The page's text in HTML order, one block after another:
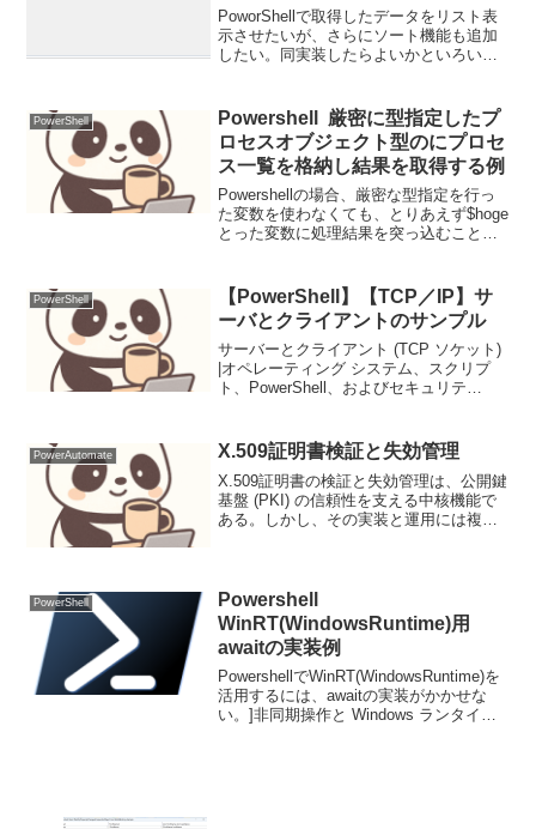
PoworShellで取得したデータをリスト表
示させたいが、さらにソート機能も追加
したい。同実装したらよいかといろいろ
ースにPowerShell...
PowerShell
Powershell 厳密に型指定したプ
ロセスオブジェクト型のにプロセ
ス一覧を格納し結果を取得する例
Powershellの場合、厳密な型指定を行っ
た変数を使わなくても、とりあえず$hoge
とった変数に処理結果を突っ込むことが
Processの結果をDiagnosti...
PowerShell
【PowerShell】【TCP／IP】サ
ーバとクライアントのサンプル
サーバーとクライアント (TCP ソケット)
|オペレーティング システム、スクリプ
ト、PowerShell、およびセキュリテ
た。まずサーバ側については、...
PowerAutomate X.509証明書検証と失効管理
X.509証明書の検証と失効管理は、公開鍵
基盤 (PKI) の信頼性を支える中核機能で
ある。しかし、その実装と運用には複雑
書検...
PowerShell
Powershell
WinRT(WindowsRuntime)用
awaitの実装例
PowershellでWinRT(WindowsRuntime)を
活用するには、awaitの実装がかかせな
い。]非同期操作と Windows ランタイム